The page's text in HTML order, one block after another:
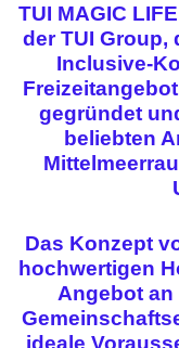
TUI MAGIC
der TUI Group,
Inclusive-
gegründet
beliebten
Das Konzept
hochwertigen
Angebot
ideale